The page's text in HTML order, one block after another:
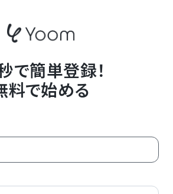
で簡単登録！
料で始める